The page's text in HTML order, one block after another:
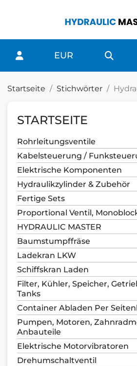
EUR
Startseite Stichwörter
STARTSEITE
Rohrleitungsventile
Kabelsteuerung /
Elektrische Komponenten
Hydraulikzylinder & Zubehör
Fertige Sets
Proportional Ventil,
HYDRAULIC MASTER
Baumstumpffräse
Ladekran LKW
Schiffskran Laden
Filter, Kühler, Speicher,
Tanks
Container Abladen Per
Pumpen, Motoren,
Anbauteile
Elektrische Motorvibratoren
Drehumschaltventil